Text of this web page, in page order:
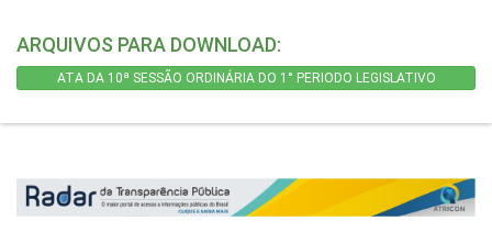
ARQUIVOS PARA DOWNLOAD:
ATA DA 10ª SESSÃO ORDINÁRIA DO 1° PERIODO LEGISLATIVO